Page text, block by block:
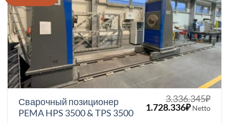
Сварочный позиционер
PEMA HPS 3500 & TPS 3500
3.336.345₽
Первоначальная
1.728.336₽Текущая
Netto